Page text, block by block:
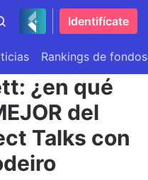
Identifícate
Rankings de fondos
¿en qué
del
Talks con